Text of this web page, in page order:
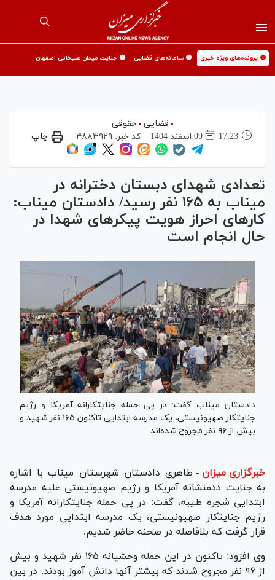
🟡 پرونده‌های ویژه خبری 🟡 سامانه‌های قضایی 🟡 جنایت میدان علیخانی اصفهان
قضایی حقوقی
17:23
09 اسفند 1404 کد خبر:۴۸۸۳۹۲۹ چاپ
تعدادی شهدای دبستان دخترانه در
میناب به ۱۶۵ نفر رسید/ دادستان میناب:
کار‌های احراز هویت پیکر‌های شهدا در
حال انجام است
دادستان میناب گفت: در پی حمله جنایتکارانه آمریکا و رژیم
جنایتکار صهیونیستی، یک مدرسه ابتدایی تاکنون ۱۶۵ نفر شهید و
بیش از ۹۶ نفر مجروح شده‌اند.
خبرگزاری میزان - طاهری دادستان شهرستان میناب با اشاره
به جنایت ددمنشانه آمریکا و رژیم صهیونیستی علیه مدرسه
ابتدایی شجره طیبه، گفت: در پی حمله جنایتکارانه آمریکا و
رژیم جنایتکار صهیونیستی، یک مدرسه ابتدایی مورد هدف
قرار گرفت که بلافاصله در صحنه حاضر شدیم.
وی افزود: تاکنون در این حمله وحشیانه ۱۶۵ نفر شهید و بیش
از ۹۶ نفر مجروح شدند که بیشتر آنها دانش آموز بودند. در بین